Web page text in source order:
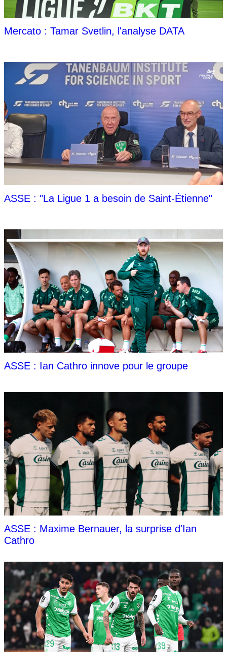
Mercato : Tamar Svetlin, l'analyse DATA
ASSE : "La Ligue 1 a besoin de Saint-Étienne"
ASSE : Ian Cathro innove pour le groupe
ASSE : Maxime Bernauer, la surprise d'Ian
Cathro